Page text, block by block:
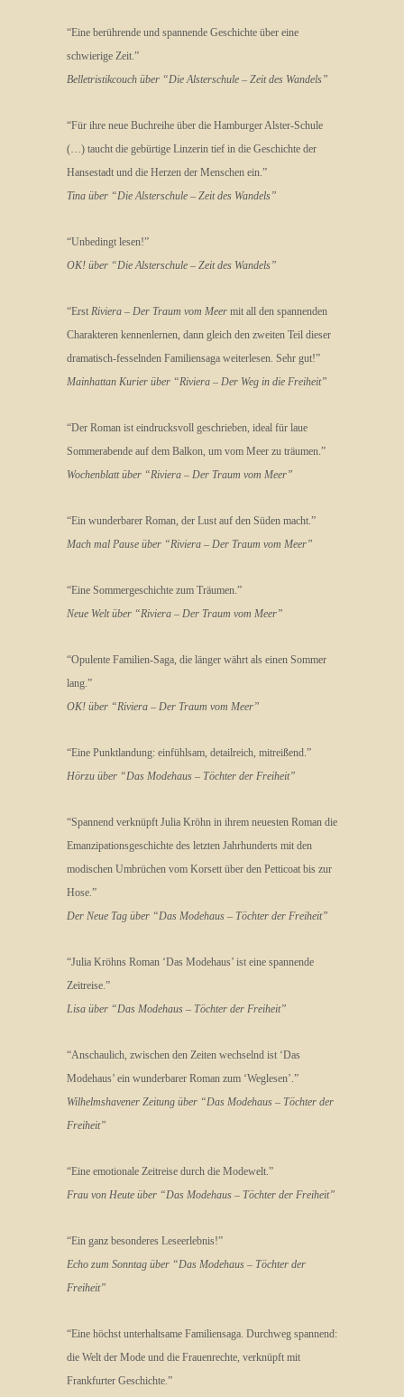
“Eine berührende und spannende Geschichte über eine
schwierige Zeit.”
Belletristikcouch über “Die Alsterschule – Zeit des Wandels”
“Für ihre neue Buchreihe über die Hamburger Alster-Schule
(…) taucht die gebürtige Linzerin tief in die Geschichte der
Hansestadt und die Herzen der Menschen ein.”
Tina über “Die Alsterschule – Zeit des Wandels”
“Unbedingt lesen!”
OK! über “Die Alsterschule – Zeit des Wandels”
“Erst Riviera – Der Traum vom Meer mit all den spannenden
Charakteren kennenlernen, dann gleich den zweiten Teil dieser
dramatisch-fesselnden Familiensaga weiterlesen. Sehr gut!”
Mainhattan Kurier über “Riviera – Der Weg in die Freiheit”
“Der Roman ist eindrucksvoll geschrieben, ideal für laue
Sommerabende auf dem Balkon, um vom Meer zu träumen.”
Wochenblatt über “Riviera – Der Traum vom Meer”
“Ein wunderbarer Roman, der Lust auf den Süden macht.”
Mach mal Pause über “Riviera – Der Traum vom Meer”
“Eine Sommergeschichte zum Träumen.”
Neue Welt über “Riviera – Der Traum vom Meer”
“Opulente Familien-Saga, die länger währt als einen Sommer
lang.”
OK! über “Riviera – Der Traum vom Meer”
“Eine Punktlandung: einfühlsam, detailreich, mitreißend.”
Hörzu über “Das Modehaus – Töchter der Freiheit”
“Spannend verknüpft Julia Kröhn in ihrem neuesten Roman die
Emanzipationsgeschichte des letzten Jahrhunderts mit den
modischen Umbrüchen vom Korsett über den Petticoat bis zur
Hose.”
Der Neue Tag über “Das Modehaus – Töchter der Freiheit”
“Julia Kröhns Roman ‘Das Modehaus’ ist eine spannende
Zeitreise.”
Lisa über “Das Modehaus – Töchter der Freiheit”
“Anschaulich, zwischen den Zeiten wechselnd ist ‘Das
Modehaus’ ein wunderbarer Roman zum ‘Weglesen’.”
Wilhelmshavener Zeitung über “Das Modehaus – Töchter der
Freiheit”
“Eine emotionale Zeitreise durch die Modewelt.”
Frau von Heute über “Das Modehaus – Töchter der Freiheit”
“Ein ganz besonderes Leseerlebnis!”
Echo zum Sonntag über “Das Modehaus – Töchter der
Freiheit”
“Eine höchst unterhaltsame Familiensaga. Durchweg spannend:
die Welt der Mode und die Frauenrechte, verknüpft mit
Frankfurter Geschichte.”